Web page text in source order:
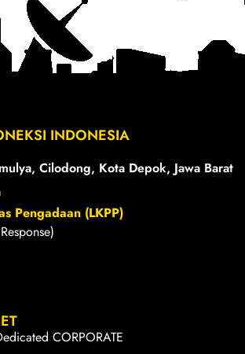
INDONESIA
Cilodong, Kota Depok, Jawa Barat
Pengadaan (LKPP)
CORPORATE